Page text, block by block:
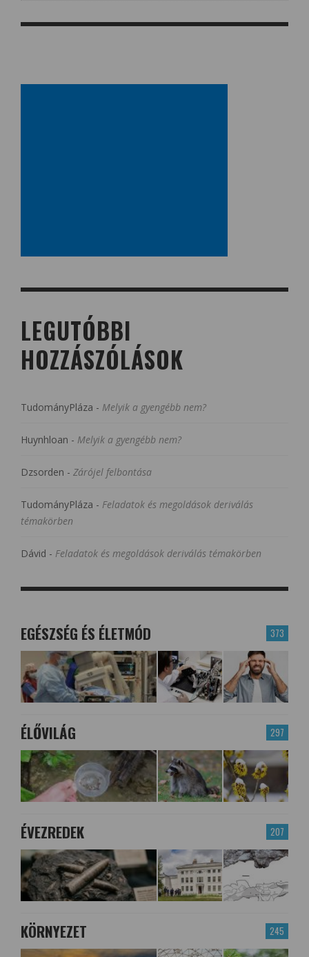
LEGUTÓBBI
HOZZÁSZÓLÁSOK
TudományPláza - Melyik a gyengébb nem?
Huynhloan - Melyik a gyengébb nem?
Dzsorden - Zárójel felbontása
TudományPláza - Feladatok és megoldások deriválás
témakörben
Dávid - Feladatok és megoldások deriválás témakörben
373
EGÉSZSÉG ÉS ÉLETMÓD
297
ÉLŐVILÁG
207
ÉVEZREDEK
245
KÖRNYEZET